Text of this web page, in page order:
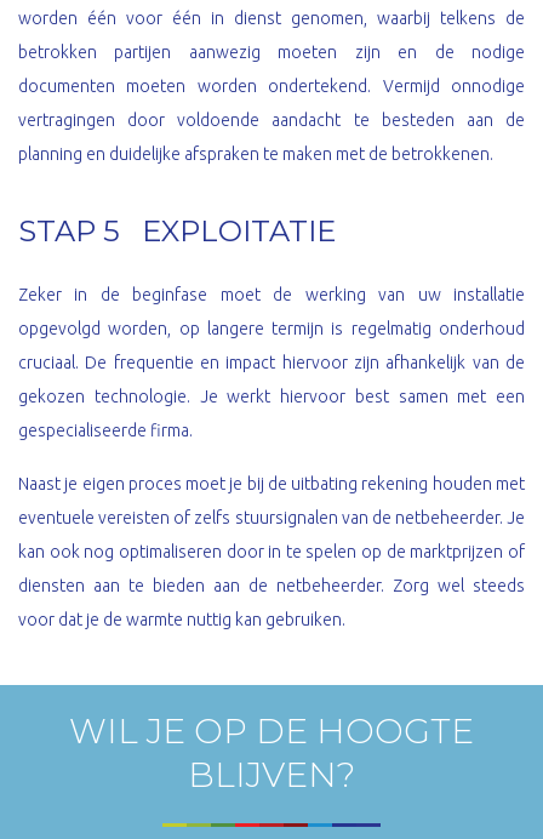
worden één voor één in dienst genomen, waarbij telkens de
betrokken partijen aanwezig moeten zijn en de nodige
documenten moeten worden ondertekend. Vermijd onnodige
vertragingen door voldoende aandacht te besteden aan de
planning en duidelijke afspraken te maken met de betrokkenen.
STAP 5 EXPLOITATIE
Zeker in de beginfase moet de werking van uw installatie
opgevolgd worden, op langere termijn is regelmatig onderhoud
cruciaal. De frequentie en impact hiervoor zijn afhankelijk van de
gekozen technologie. Je werkt hiervoor best samen met een
gespecialiseerde firma.
Naast je eigen proces moet je bij de uitbating rekening houden met
eventuele vereisten of zelfs stuursignalen van de netbeheerder. Je
kan ook nog optimaliseren door in te spelen op de marktprijzen of
diensten aan te bieden aan de netbeheerder. Zorg wel steeds
voor dat je de warmte nuttig kan gebruiken.
WIL JE OP DE HOOGTE
BLIJVEN?